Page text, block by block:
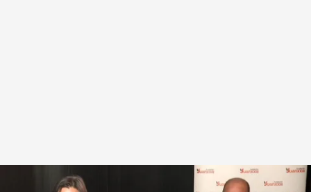
Conoce la historia de amor y superación de Obdulia y Carlos.IMAGEN: